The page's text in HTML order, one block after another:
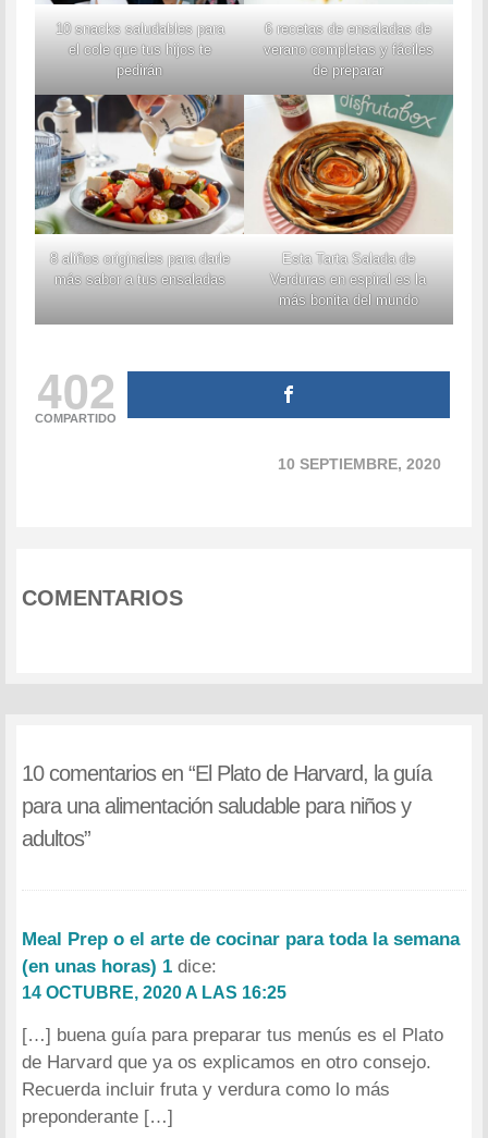
10 snacks saludables para
el cole que tus hijos te
pedirán
6 recetas de ensaladas de
verano completas y fáciles
de preparar
8 aliños originales para darle
más sabor a tus ensaladas
Esta Tarta Salada de
Verduras en espiral es la
más bonita del mundo
402
COMPARTIDO
10 SEPTIEMBRE, 2020
COMENTARIOS
10 comentarios en “El Plato de Harvard, la guía
para una alimentación saludable para niños y
adultos”
Meal Prep o el arte de cocinar para toda la semana
(en unas horas) 1 dice:
14 OCTUBRE, 2020 A LAS 16:25
[…] buena guía para preparar tus menús es el Plato
de Harvard que ya os explicamos en otro consejo.
Recuerda incluir fruta y verdura como lo más
preponderante […]